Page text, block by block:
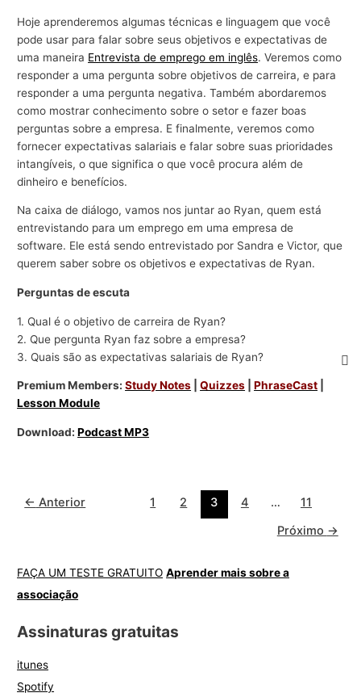
Hoje aprenderemos algumas técnicas e linguagem que você
pode usar para falar sobre seus objetivos e expectativas de
uma maneira Entrevista de emprego em inglês. Veremos como
responder a uma pergunta sobre objetivos de carreira, e para
responder a uma pergunta negativa. Também abordaremos
como mostrar conhecimento sobre o setor e fazer boas
perguntas sobre a empresa. E finalmente, veremos como
fornecer expectativas salariais e falar sobre suas prioridades
intangíveis, o que significa o que você procura além de
dinheiro e benefícios.
Na caixa de diálogo, vamos nos juntar ao Ryan, quem está
entrevistando para um emprego em uma empresa de
software. Ele está sendo entrevistado por Sandra e Victor, que
querem saber sobre os objetivos e expectativas de Ryan.
Perguntas de escuta
1. Qual é o objetivo de carreira de Ryan?
2. Que pergunta Ryan faz sobre a empresa?
3. Quais são as expectativas salariais de Ryan?
Premium Members:Study Notes |Quizzes |PhraseCast
Lesson Module
Download:Podcast MP3
← Anterior 1 2 3 4 …
11
Próximo →
FAÇA UM TESTE GRATUITO Aprender mais sobre a
associação
Assinaturas gratuitas
itunes
Spotify